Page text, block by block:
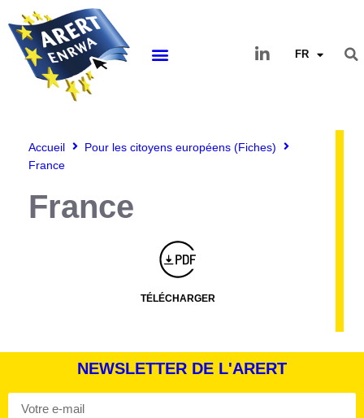
FR
Accueil
Pour les citoyens européens (Fiches)
France
France
TÉLÉCHARGER
NEWSLETTER DE L'ARERT